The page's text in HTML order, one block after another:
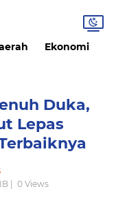
Ekonomi
Duka,
Lepas
| 0 Views